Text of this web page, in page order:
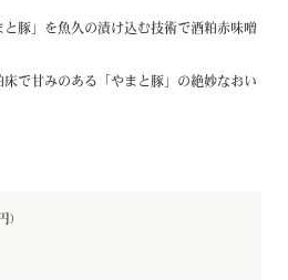
と豚」を魚久の漬け込む技術で酒粕赤味噌
で甘みのある「やまと豚」の絶妙なおい
）